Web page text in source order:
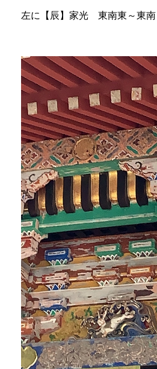
左に【辰】家光 東南東～東南